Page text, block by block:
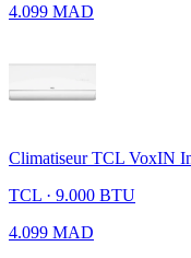
4.099 MAD
Climatiseur TCL VoxIN
TCL · 9.000 BTU
4.099 MAD